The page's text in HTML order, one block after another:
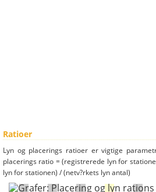
Ratioer
Lyn og placerings ratioer er vigtige
placerings ratio = (registrerede lyn for
lyn for stationen) / (netv?rkets lyn antal)